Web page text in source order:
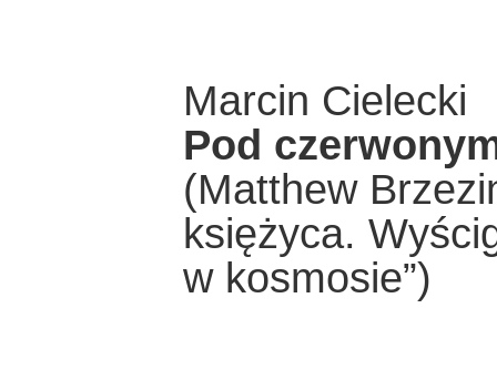
Marcin Cielecki
Pod
(Matthew
księżyca.
w kosmosie”)